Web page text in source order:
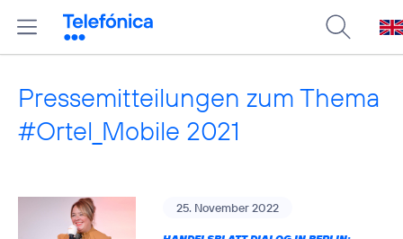
Pressemitteilungen zum Thema
#Ortel_Mobile 2021
25. November 2022